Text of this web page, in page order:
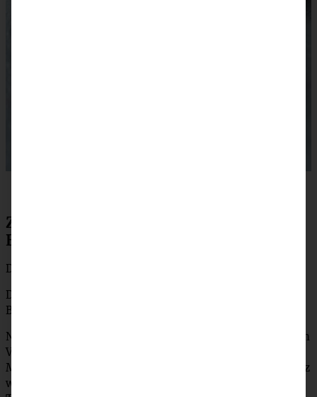
Zubereitung Erdbeerschnecken –
Erdbeer-Rosenkuchen
Den Ofen auf 200 °C (175 °C Umluft) vorheizen.
Die Backform mit Butter ausfetten, ggf. den Boden mit
Backpapier belegen.
Nun den Quark, die Ei und das Öl mit dem Zucker und dem
Vanillezucker gut mit dem Handmixer verrühren. Das
Mehl, Backpulver und den Zitronenabrieb dazugeben, kurz
weiter mischen, dann mit den Händen zu einem glatten